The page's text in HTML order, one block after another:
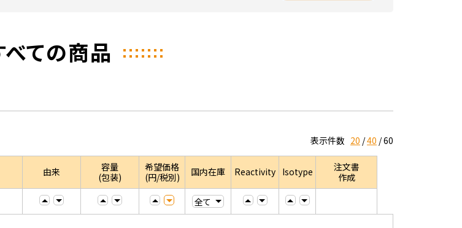
べての商品
表示件数 20 40 60
由来
容量
(包装)
希望価格
(円/税別)
国内在庫 Reactivity Isotype
注文書
作成